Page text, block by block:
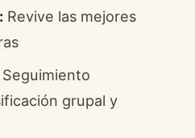
Revive las mejores
grupal y